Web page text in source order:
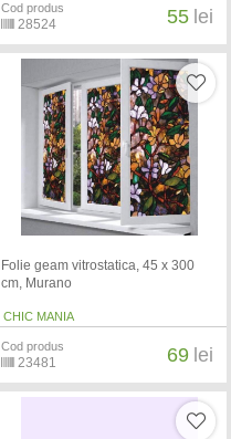
Cod produs
28524 55 lei
Folie geam vitrostatica, 45 x 300
cm, Murano
CHIC MANIA
Cod produs
23481 69 lei